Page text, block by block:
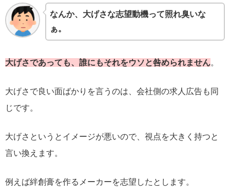
なんか、大げさな志望動機って照れ臭いな
ぁ。
大げさであっても、誰にもそれをウソと咎められません。
大げさで良い面ばかりを言うのは、会社側の求人広告も同
じです。
大げさというとイメージが悪いので、視点を大きく持つと
言い換えます。
例えば絆創膏を作るメーカーを志望したとします。